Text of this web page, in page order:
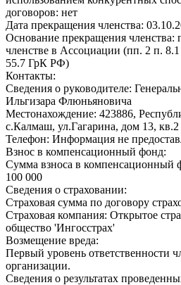
договоров: нет
Дата прекращения членства:
Основание прекращения членства:
членстве в Ассоциации (пп. 2 п.
55.7 ГрК РФ)
Контакты:
Сведения о руководителе:
Ильгизара Флюньяновича
Местонахождение: 423886,
с.Калмаш, ул.Гагарина, дом 13, кв.2
Телефон: Информация не
Взнос в компенсационный фонд:
Сумма взноса в компенсационный
100 000
Сведения о страховании:
Страховая сумма по договору
Страховая компания: Открытое
общество 'Ингосстрах'
Возмещение вреда:
Первый уровень ответственности
организации.
Сведения о результатах